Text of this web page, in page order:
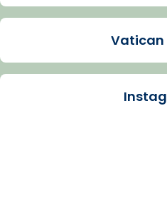
Imatge: Generada
Arquebisbat de
Vatican